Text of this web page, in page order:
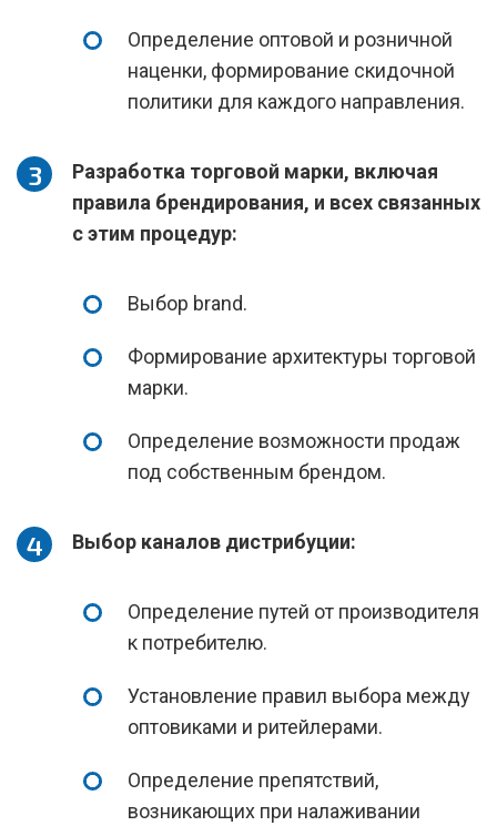
Определение оптовой и розничной
наценки, формирование скидочной
политики для каждого направления.
Разработка торговой марки, включая
правила брендирования, и всех связанных
с этим процедур:
Выбор brand.
Формирование архитектуры торговой
марки.
Определение возможности продаж
под собственным брендом.
Выбор каналов дистрибуции:
Определение путей от производителя
к потребителю.
Установление правил выбора между
оптовиками и ритейлерами.
Определение препятствий,
возникающих при налаживании